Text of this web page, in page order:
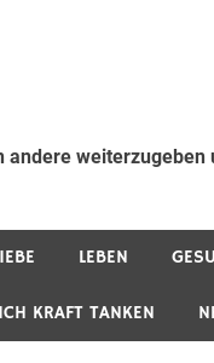
LEBEN
KRAFT TANKEN